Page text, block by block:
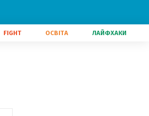
FIGHT ОСВІТА ЛАЙФХАКИ